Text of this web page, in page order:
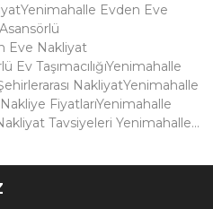
Evden Eve
Eve Nakliyat
TaşımacılığıYenimahalle
NakliyatYenimahalle
FiyatlarıYenimahalle
Tavsiyeleri Yenimahalle...